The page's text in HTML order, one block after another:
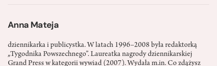
Anna Mateja
dziennikarka i publicystka. W latach 1996–2008 była redaktorką
„Tygodnika Powszechnego”. Laureatka nagrody dziennikarskiej
Grand Press w kategorii wywiad (2007). Wydała m.in. Co zdążysz